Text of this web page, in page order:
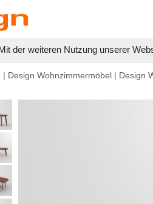
der weiteren Nutzung unserer
| Design Wohnzimmermöbel | Design